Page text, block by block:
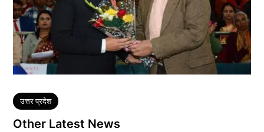
Tags
उत्तर प्रदेश
Other Latest News